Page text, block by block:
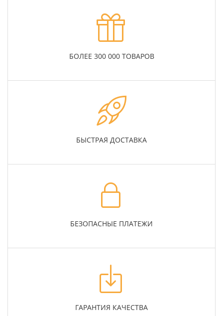
БОЛЕЕ 300 000 ТОВАРОВ
БЫСТРАЯ ДОСТАВКА
БЕЗОПАСНЫЕ ПЛАТЕЖИ
ГАРАНТИЯ КАЧЕСТВА